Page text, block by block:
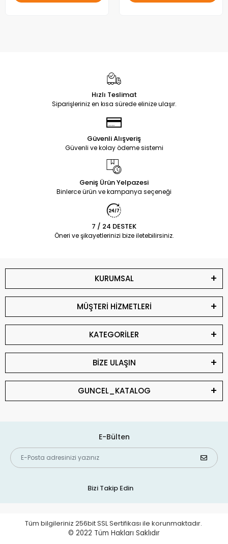
Hızlı Teslimat
Siparişleriniz en kısa sürede elinize ulaşır.
Güvenli Alışveriş
Güvenli ve kolay ödeme sistemi
Geniş Ürün Yelpazesi
Binlerce ürün ve kampanya seçeneği
7 / 24 DESTEK
Öneri ve şikayetlerinizi bize iletebilirsiniz.
KURUMSAL
MÜŞTERİ HİZMETLERİ
KATEGORİLER
BİZE ULAŞIN
GUNCEL_KATALOG
E-Bülten
Bizi Takip Edin
Tüm bilgileriniz 256bit SSL Sertifikası ile korunmaktadır.
© 2022 Tüm Hakları Saklıdır